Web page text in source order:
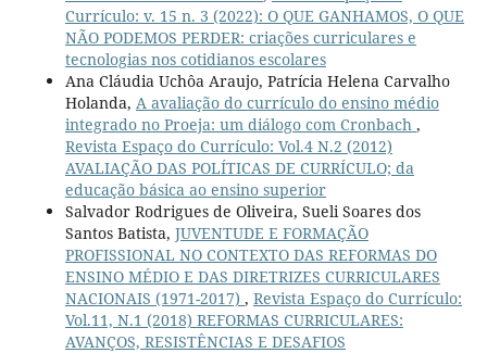
Currículo: v. 15 n. 3 (2022): O QUE GANHAMOS, O QUE
NÃO PODEMOS PERDER: criações curriculares e
tecnologias nos cotidianos escolares
Ana Cláudia Uchôa Araujo, Patrícia Helena Carvalho
Holanda, A avaliação do currículo do ensino médio
integrado no Proeja: um diálogo com Cronbach ,
Revista Espaço do Currículo: Vol.4 N.2 (2012)
AVALIAÇÃO DAS POLÍTICAS DE CURRÍCULO; da
educação básica ao ensino superior
Salvador Rodrigues de Oliveira, Sueli Soares dos
Santos Batista, JUVENTUDE E FORMAÇÃO
PROFISSIONAL NO CONTEXTO DAS REFORMAS DO
ENSINO MÉDIO E DAS DIRETRIZES CURRICULARES
NACIONAIS (1971-2017) , Revista Espaço do Currículo:
Vol.11, N.1 (2018) REFORMAS CURRICULARES:
AVANÇOS, RESISTÊNCIAS E DESAFIOS